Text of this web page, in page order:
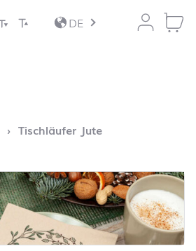
DE
Tischläufer Jute